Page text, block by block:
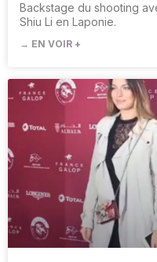
Backstage du shooting
Shiu Li en Laponie.
→ EN VOIR +